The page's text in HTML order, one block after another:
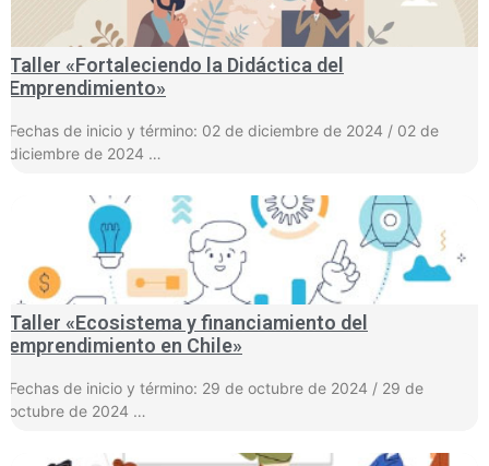
Taller «Fortaleciendo la Didáctica del
Emprendimiento»
Fechas de inicio y término: 02 de diciembre de 2024 / 02 de
diciembre de 2024 …
Taller «Ecosistema y financiamiento del
emprendimiento en Chile»
Fechas de inicio y término: 29 de octubre de 2024 / 29 de
octubre de 2024 …